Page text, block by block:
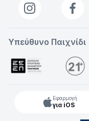
Υπεύθυνο Παιχνίδι
Εφαρμογή
για iOS